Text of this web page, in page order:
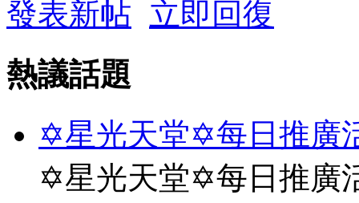
發表新帖 立即回復
熱議話題
✡星光天堂✡每日推廣
✡星光天堂✡每日推廣